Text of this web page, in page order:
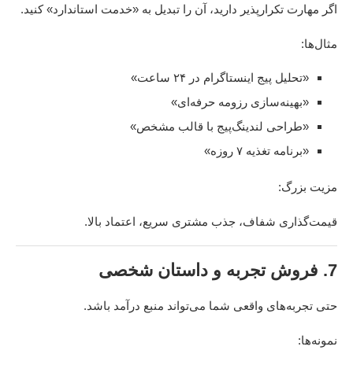
اگر مهارت تکرارپذیر دارید، آن را تبدیل به «خدمت استاندارد» کنید.
مثال‌ها:
«تحلیل پیج اینستاگرام در ۲۴ ساعت»
«بهینه‌سازی رزومه حرفه‌ای»
«طراحی لندینگ‌پیج با قالب مشخص»
«برنامه تغذیه ۷ روزه»
مزیت بزرگ:
قیمت‌گذاری شفاف، جذب مشتری سریع، اعتماد بالا.
7. فروش تجربه و داستان شخصی
حتی تجربه‌های واقعی شما می‌تواند منبع درآمد باشد.
نمونه‌ها: